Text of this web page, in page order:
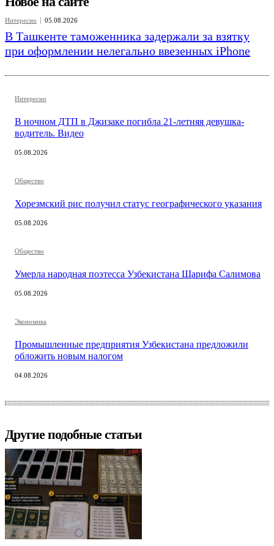
Интересно 05.08.2026
В Ташкенте таможенника задержали за взятку
при оформлении нелегально ввезенных iPhone
Интересно
В ночном ДТП в Джизаке погибла 21-летняя девушка-
водитель. Видео
05.08.2026
Общество
Хорезмский рис получил статус географического указания
05.08.2026
Общество
Умерла народная поэтесса Узбекистана Шарифа Салимова
05.08.2026
Экономика
Промышленные предприятия Узбекистана предложили
обложить новым налогом
04.08.2026
Другие подобные статьи